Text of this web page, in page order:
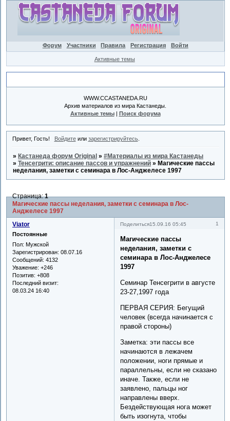
Форум Участники Правила Регистрация Войти
Активные темы
WWW.CCASTANEDA.RU
Архив материалов из мира Кастанеды.
Активные темы| Поиск форума
Привет, Гость! Войдитеили зарегистрируйтесь.
» Кастанеда форум Original »#Материалы из мира Кастанеды
»Тенсегрити: описание пассов и упражнений » Магические пассы
неделания, заметки с семинара в Лос-Анджелесе 1997
Магические пассы неделания, заметки с семинара в Лос-
Анджелесе 1997
Страница:1
Поделиться 1
15.09.16 05:45
Viator
Постоянные
Пол: Мужской
Зарегистрирован: 08.07.16
Сообщений: 4132
Уважение: +246
Позитив: +808
Последний визит:
08.03.24 16:40
Магические пассы
неделания, заметки с
семинара в Лос-Анджелесе
1997
Семинар Тенсегрити в августе
23-27,1997 года
ПЕРВАЯ СЕРИЯ: Бегущий
человек (всегда начинается с
правой стороны)
Заметка: эти пассы все
начинаются в лежачем
положении, ноги прямые и
параллельны, если не сказано
иначе. Также, если не
заявлено, пальцы ног
направлены вверх.
Бездействующая нога может
быть изогнута, чтобы